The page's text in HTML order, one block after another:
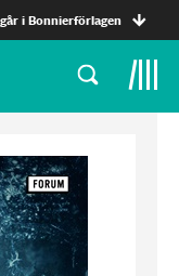
i Bonnierförlagen